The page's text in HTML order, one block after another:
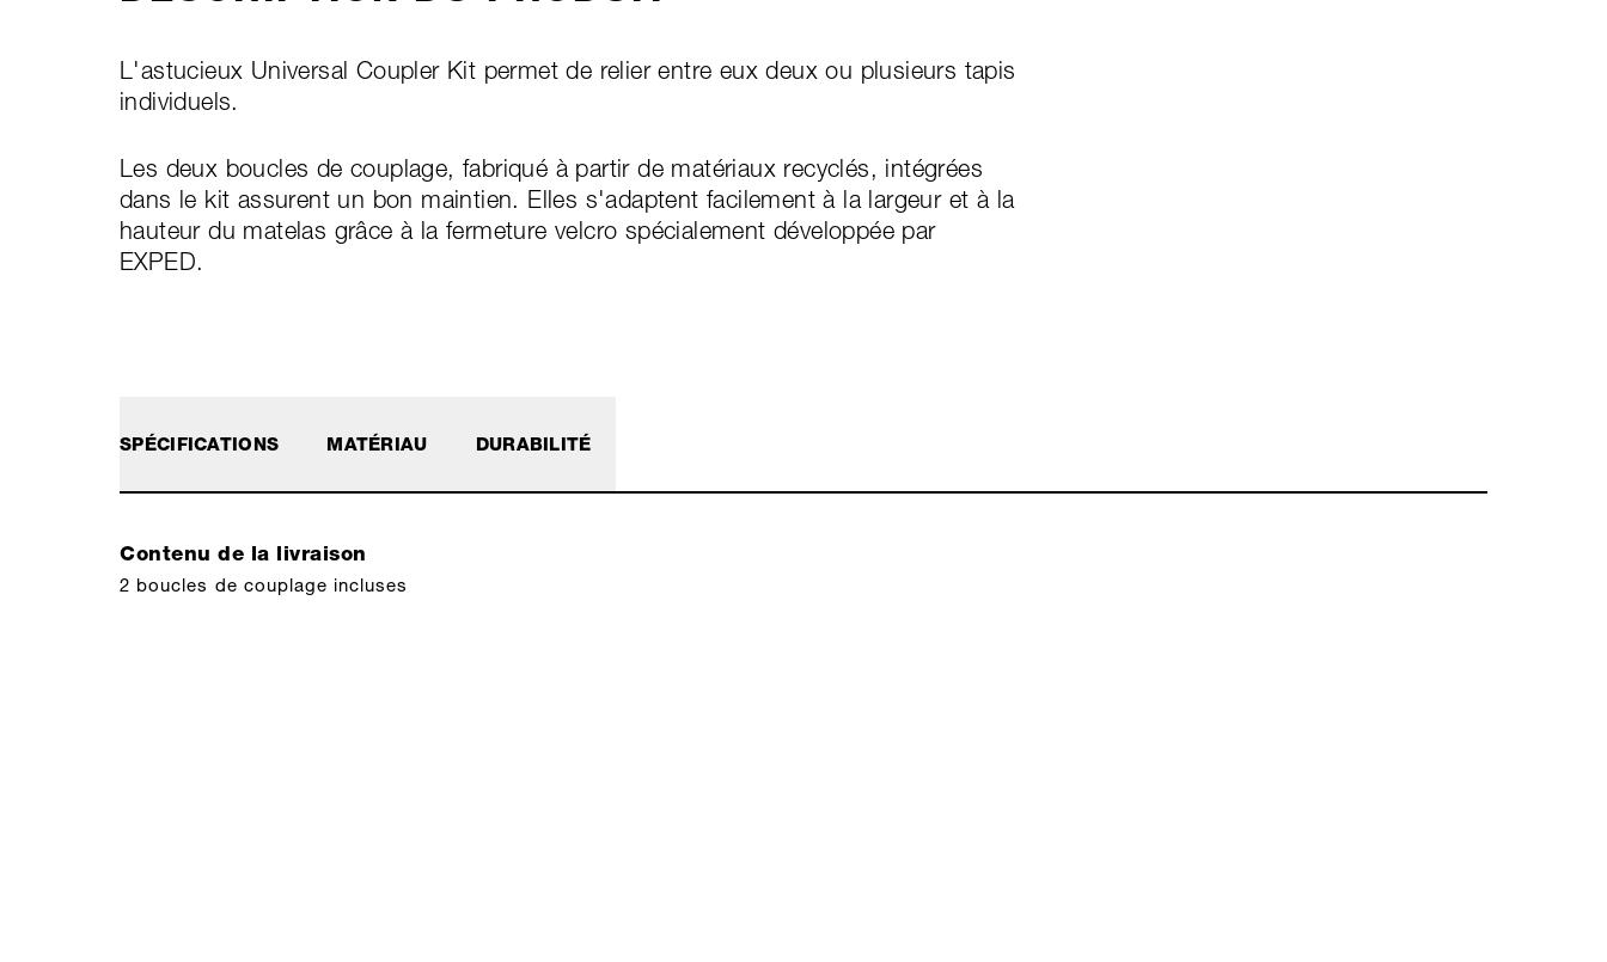
L'astucieux Universal Coupler Kit permet de relier entre eux deux ou plusieurs tapis
individuels.
Les deux boucles de couplage, fabriqué à partir de matériaux recyclés, intégrées
dans le kit assurent un bon maintien. Elles s'adaptent facilement à la largeur et à la
hauteur du matelas grâce à la fermeture velcro spécialement développée par
EXPED.
SPÉCIFICATIONS
Contenu de la livraison
2 boucles de couplage incluses
MATÉRIAU DURABILITÉ